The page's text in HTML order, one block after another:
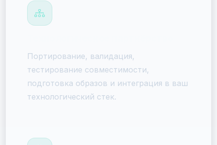
Портирование, валидация,
тестирование совместимости,
подготовка образов и интеграция в ваш
технологический стек.